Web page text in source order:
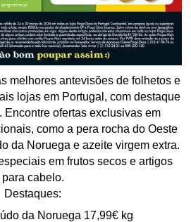
melhores antevisões de folhetos e
lojas em Portugal, com destaque
Encontre ofertas exclusivas em
como a pera rocha do Oeste
da Noruega e azeite virgem extra.
em frutos secos e artigos
para cabelo.
Destaques:
da Noruega 17,99€ kg